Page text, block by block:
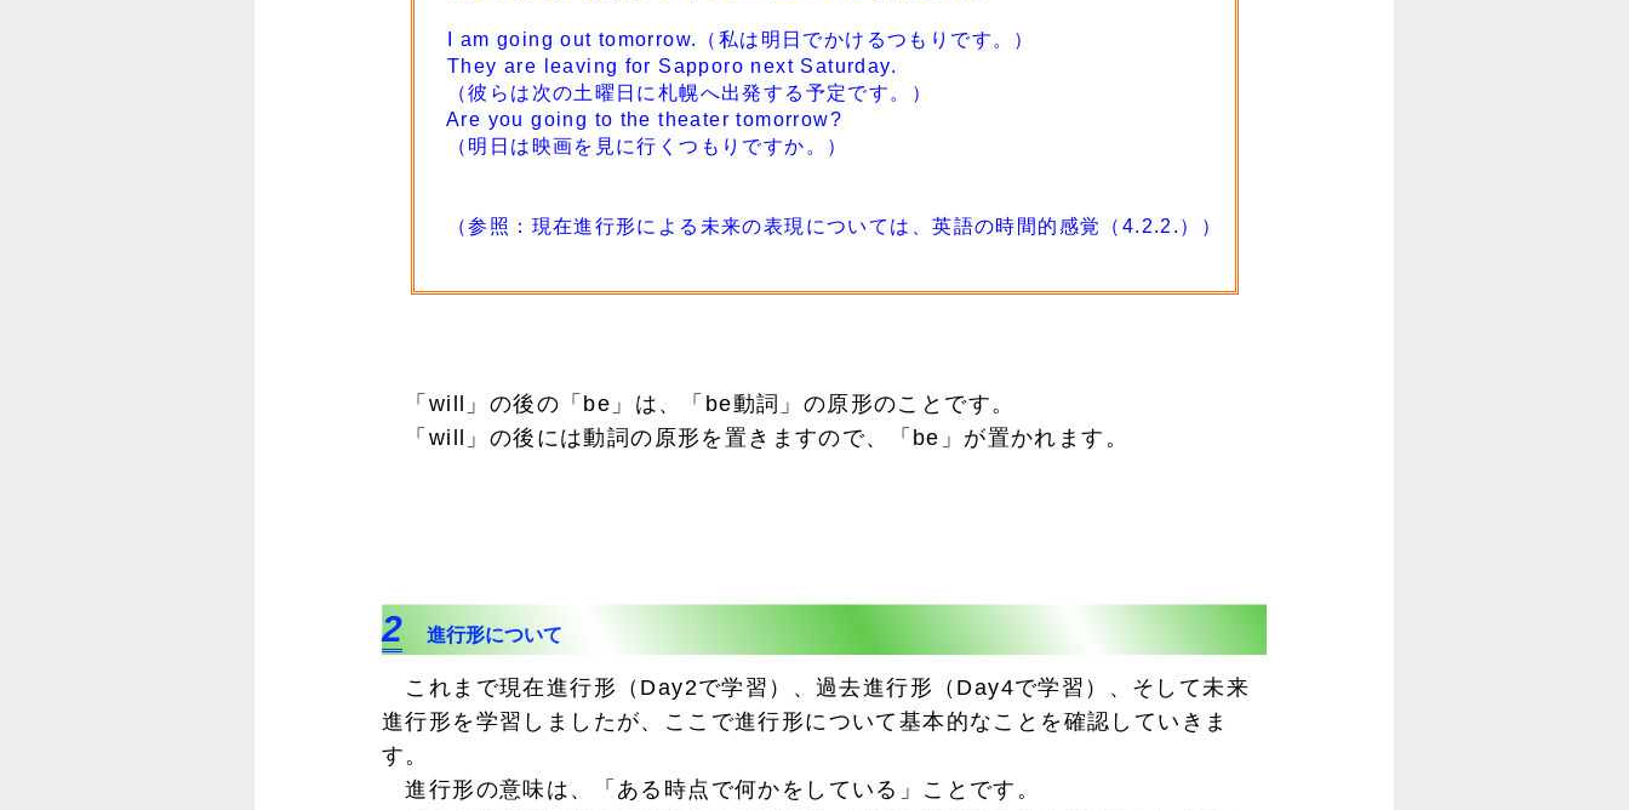
I am going out tomorrow.（私は明日でかけるつもりです。）
They are leaving for Sapporo next Saturday.
（彼らは次の土曜日に札幌へ出発する予定です。）
Are you going to the theater tomorrow?
（明日は映画を見に行くつもりですか。）
（参照：現在進行形による未来の表現については、英語の時間的感覚（4.2.2.））
「will」の後の「be」は、「be動詞」の原形のことです。
「will」の後には動詞の原形を置きますので、「be」が置かれます。
2 進行形について
これまで現在進行形（Day2で学習）、過去進行形（Day4で学習）、そして未来
進行形を学習しましたが、ここで進行形について基本的なことを確認していきま
す。
進行形の意味は、「ある時点で何かをしている」ことです。